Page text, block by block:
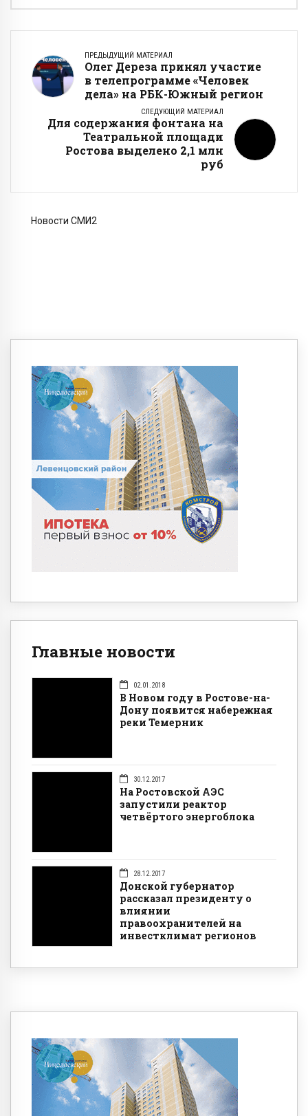
ПРЕДЫДУЩИЙ МАТЕРИАЛ
Олег Дереза принял участие
в телепрограмме «Человек
дела» на РБК-Южный регион
СЛЕДУЮЩИЙ МАТЕРИАЛ
Для содержания фонтана на
Театральной площади
Ростова выделено 2,1 млн
руб
Новости СМИ2
Главные новости
02.01.2018
В Новом году в Ростове-на-
Дону появится набережная
реки Темерник
30.12.2017
На Ростовской АЭС
запустили реактор
четвёртого энергоблока
28.12.2017
Донской губернатор
рассказал президенту о
влиянии
правоохранителей на
инвестклимат регионов